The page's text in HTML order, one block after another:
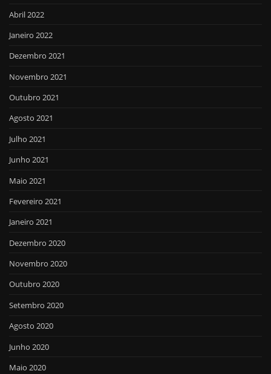
Abril 2022
Janeiro 2022
Dezembro 2021
Novembro 2021
Outubro 2021
Agosto 2021
Julho 2021
Junho 2021
Maio 2021
Fevereiro 2021
Janeiro 2021
Dezembro 2020
Novembro 2020
Outubro 2020
Setembro 2020
Agosto 2020
Junho 2020
Maio 2020